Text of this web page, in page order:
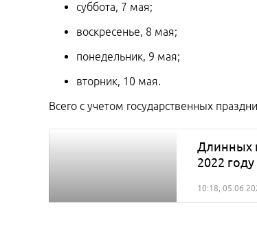
суббота, 7 мая;
воскресенье, 8 мая;
понедельник, 9 мая;
вторник, 10 мая.
Всего с учетом государственных
Длинных
2022 году
10:18,